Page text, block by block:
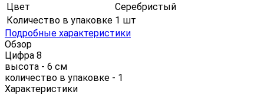
Цвет
Серебристый
Количество в упаковке 1 шт
Подробные характеристики
Обзор
Цифра 8
высота - 6 см
количество в упаковке - 1
Характеристики